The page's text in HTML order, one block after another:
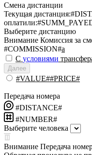
Смена дистанции
Текущая дистанция:
оплатили:
Выберите дистанцию
Внимание Комиссия за
#COMMISSION#a
С условиями
Далее
#VALUE##PRICE#
Передача номера
#DISTANCE#
#NUMBER#
Выберите человека
Внимание Передача